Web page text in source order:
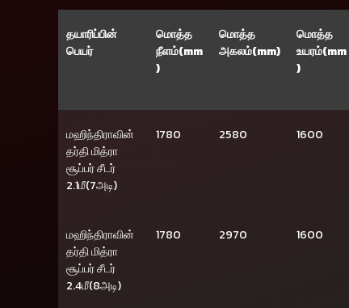
தயாரிப்பின்
பெயர்
மொத்த
நீளம்(mm
)
மொத்த
அகலம்(mm)
மொத்த
உயரம்(mm
)
மஹிந்திராவின்
தர்தி மித்ரா
சூப்பர் சீடர்
2.1மீ(7அடி)
1780 2580 1600
மஹிந்திராவின்
தர்தி மித்ரா
சூப்பர் சீடர்
2.4மீ(8அடி)
1780 2970 1600